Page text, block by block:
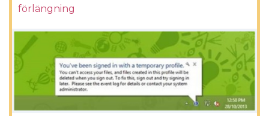
förlängning